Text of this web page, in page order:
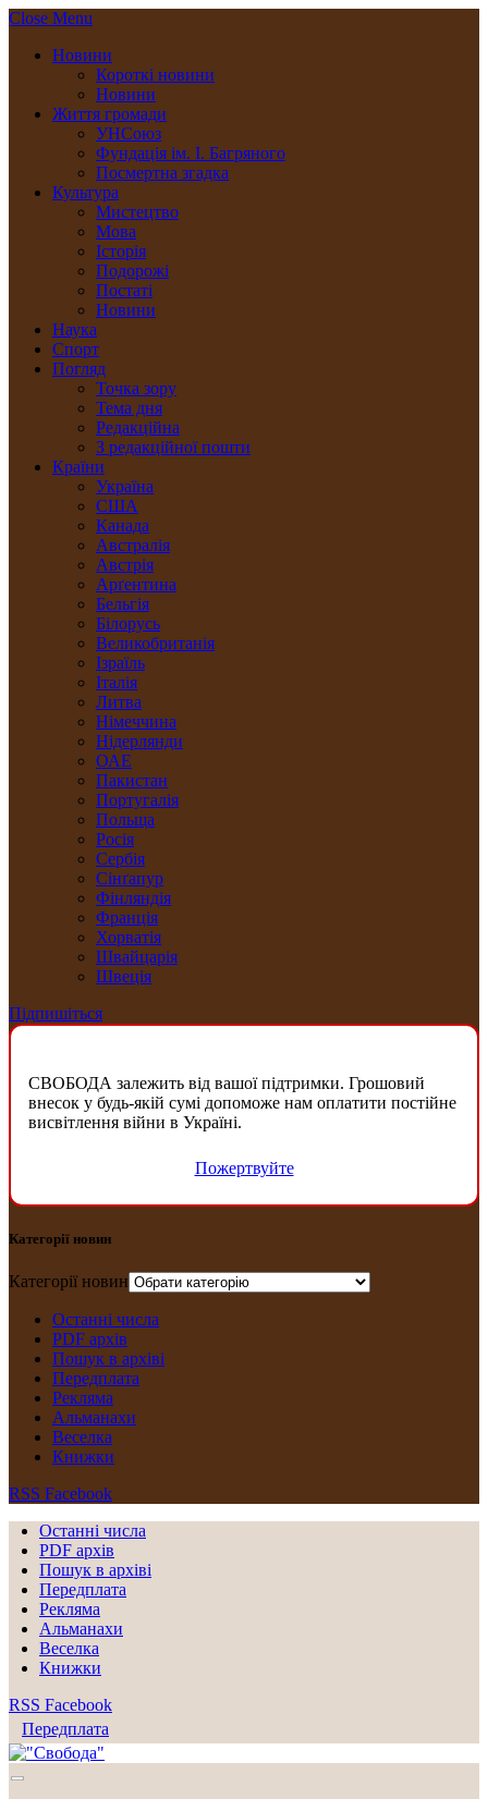
Close Menu
Новини
Короткі новини
Новини
Життя громади
УНСоюз
Фундація ім. І. Багряного
Посмертна згадка
Культура
Мистецтво
Мова
Історія
Подорожі
Постаті
Новини
Наука
Спорт
Погляд
Точка зору
Тема дня
Редакційна
З редакційної пошти
Країни
Україна
США
Канада
Австралія
Австрія
Арґентина
Бельгія
Білорусь
Великобританія
Ізраїль
Італія
Литва
Німеччина
Нідерлянди
ОАЕ
Пакистан
Португалія
Польща
Росія
Сербія
Сінґапур
Фінляндія
Франція
Хорватія
Швайцарія
Швеція
Підпишіться
СВОБОДА залежить від вашої підтримки. Грошовий
внесок у будь-якій сумі допоможе нам оплатити постійне
висвітлення війни в Україні.
Пожертвуйте
Категорії новин
Категорії новин
Останні числа
PDF архів
Пошук в архіві
Передплата
Рекляма
Альманахи
Веселка
Книжки
RSS Facebook
Останні числа
PDF архів
Пошук в архіві
Передплата
Рекляма
Альманахи
Веселка
Книжки
RSS Facebook
Передплата